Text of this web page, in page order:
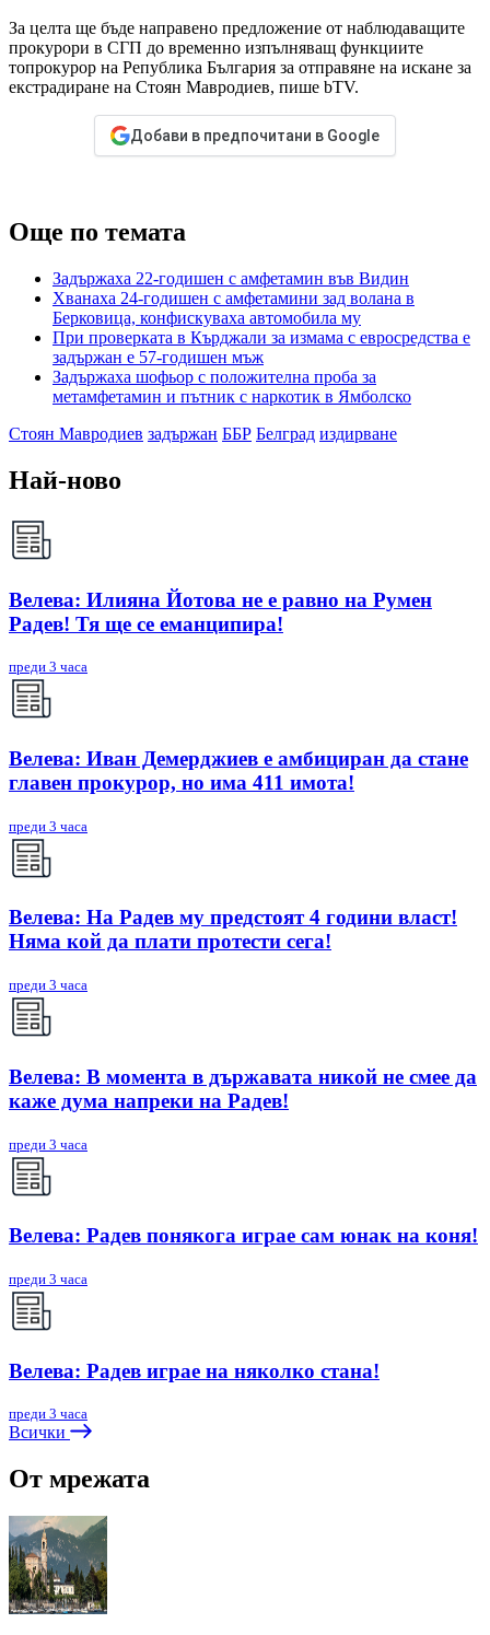
За целта ще бъде направено предложение от наблюдаващите
прокурори в СГП до временно изпълняващ функциите
топрокурор на Република България за отправяне на искане за
екстрадиране на Стоян Мавродиев, пише bTV.
Добави в предпочитани в Google
Още по темата
Задържаха 22-годишен с амфетамин във Видин
Хванаха 24-годишен с амфетамини зад волана в
Берковица, конфискуваха автомобила му
При проверката в Кърджали за измама с евросредства е
задържан е 57-годишен мъж
Задържаха шофьор с положителна проба за
метамфетамин и пътник с наркотик в Ямболско
Стоян Мавродиев задържан ББР Белград издирване
Най-ново
Велева: Илияна Йотова не е равно на Румен
Радев! Тя ще се еманципира!
преди 3 часа
Велева: Иван Демерджиев е амбициран да стане
главен прокурор, но има 411 имота!
преди 3 часа
Велева: На Радев му предстоят 4 години власт!
Няма кой да плати протести сега!
преди 3 часа
Велева: В момента в държавата никой не смее да
каже дума напреки на Радев!
преди 3 часа
Велева: Радев понякога играе сам юнак на коня!
преди 3 часа
Велева: Радев играе на няколко стана!
преди 3 часа
Всички
От мрежата